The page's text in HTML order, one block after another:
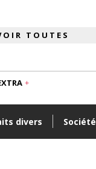
divers Société